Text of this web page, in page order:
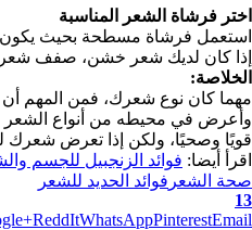
اختر فرشاة الشعر المناسبة
استعمل فرشاة مسطحة بحيث يكون
إذا كان لديك شعر خشن، صفف
الخلاصة:
مهما كان نوع شعرك، فمن المهم
وأعرض في محيطه من أنواع الشعر
قويًا وصحيًا، ولكن إذا تعرض شعرك
اقرأ أيضا: فوائد الزنجبيل للجسم
صحة الشعر فوائد الحديد للشعر
13
ReddItWhatsAppPinterestEmail